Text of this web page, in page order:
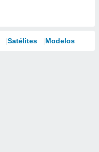
Satélites Modelos